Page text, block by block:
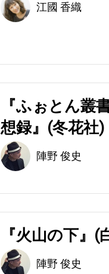
江國 香織
『ふぉとん叢
想録』(冬花社)
陣野 俊史
『火山の下』(
陣野 俊史